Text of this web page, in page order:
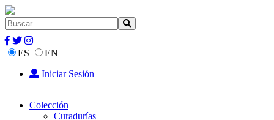
ES
EN
Iniciar Sesión
Colección
Curadurías